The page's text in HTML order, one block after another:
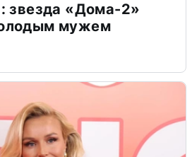
звезда «Дома-2»
мужем